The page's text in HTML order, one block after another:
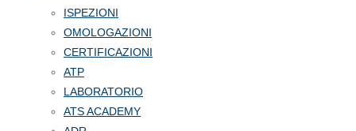
ISPEZIONI
OMOLOGAZIONI
CERTIFICAZIONI
ATP
LABORATORIO
ATS ACADEMY